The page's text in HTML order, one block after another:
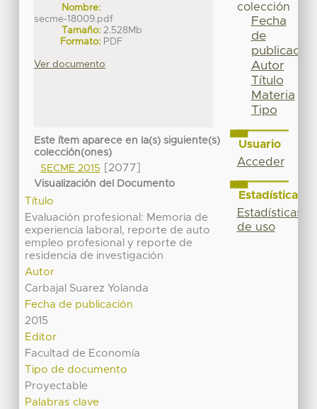
Nombre:
secme-18009.pdf
Tamaño: 2.528Mb
Formato: PDF
Ver documento
Este ítem aparece en la(s) siguiente(s)
colección(ones)
SECME 2015
[2077]
Visualización del Documento
Título
Evaluación profesional: Memoria de
experiencia laboral, reporte de auto
empleo profesional y reporte de
residencia de investigación
Autor
Carbajal Suarez Yolanda
Fecha de publicación
2015
Editor
Facultad de Economía
Tipo de documento
Proyectable
Palabras clave
colección
Fecha
de
publicación
Autor
Título
Materia
Tipo
Usuario
Acceder
Estadísticas
Estadísticas
de uso